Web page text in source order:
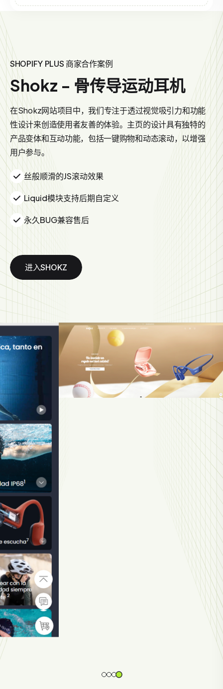
SHOPIFY PLUS 商家合作案例
Shokz - 骨传导运动耳机
在Shokz网站项目中，我们专注于透过视觉吸引力和功能
性设计来创造使用者友善的体验。主页的设计具有独特的
产品变体和互动功能，包括一键购物和动态滚动，以增强
用户参与。
丝般顺滑的JS滚动效果
Liquid模块支持后期自定义
永久BUG兼容售后
进入SHOKZ